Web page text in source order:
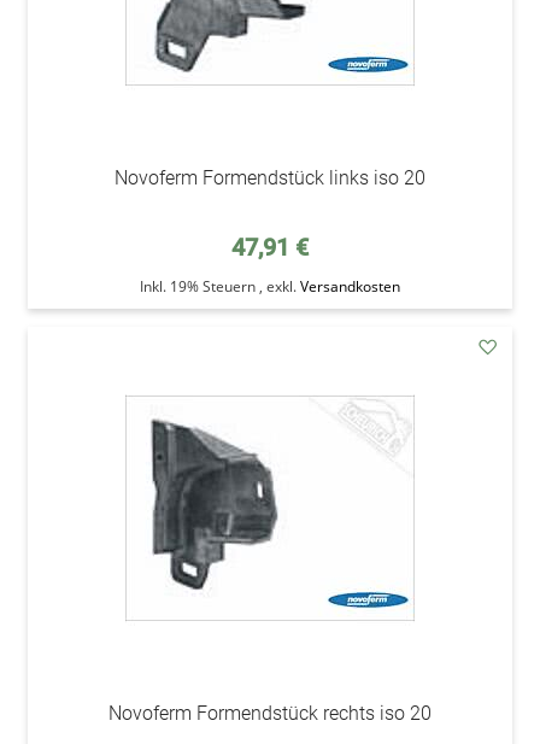
Novoferm Formendstück links iso 20
47,91 €
Inkl. 19% Steuern , exkl.Versandkosten
Novoferm Formendstück rechts iso 20